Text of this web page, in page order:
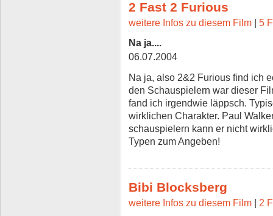
2 Fast 2 Furious
weitere Infos zu diesem Film | 5
Na ja....
06.07.2004
Na ja, also 2&2 Furious find ich
den Schauspielern war dieser
fand ich irgendwie läppsch.
wirklichen Charakter. Paul
schauspielern kann er nicht
Typen zum Angeben!
Bibi Blocksberg
weitere Infos zu diesem Film | 2